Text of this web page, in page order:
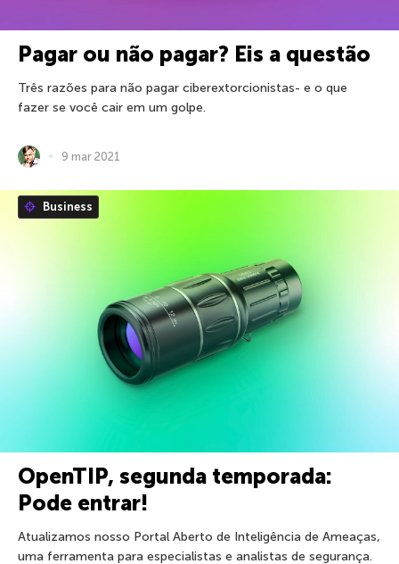
Pagar ou não pagar? Eis a questão
Três razões para não pagar ciberextorcionistas- e o que
fazer se você cair em um golpe.
9 mar 2021
Business
OpenTIP, segunda temporada:
Pode entrar!
Atualizamos nosso Portal Aberto de Inteligência de Ameaças,
uma ferramenta para especialistas e analistas de segurança.